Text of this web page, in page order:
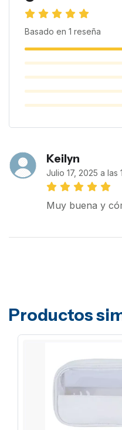
Basado en 1 reseña
Keilyn
Julio 17, 2025 a las
Muy buena y
Productos